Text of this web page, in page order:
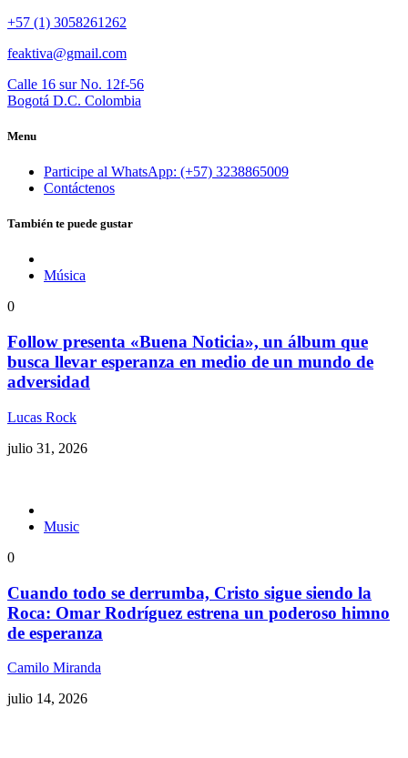
+57 (1) 3058261262
feaktiva@gmail.com
Calle 16 sur No. 12f-56
Bogotá D.C. Colombia
Menu
Participe al WhatsApp: (+57) 3238865009
Contáctenos
También te puede gustar
Música
0
Follow presenta «Buena Noticia», un álbum que
busca llevar esperanza en medio de un mundo de
adversidad
Lucas Rock
julio 31, 2026
Music
0
Cuando todo se derrumba, Cristo sigue siendo la
Roca: Omar Rodríguez estrena un poderoso himno
de esperanza
Camilo Miranda
julio 14, 2026